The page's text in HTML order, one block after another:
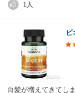
1 人
ビ
白髪が増えてきてし